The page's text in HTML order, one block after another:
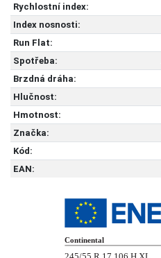
Rychlostní index:
Index nosnosti:
Run Flat:
Spotřeba:
Brzdná dráha:
Hlučnost:
Hmotnost:
Značka:
Kód:
EAN: